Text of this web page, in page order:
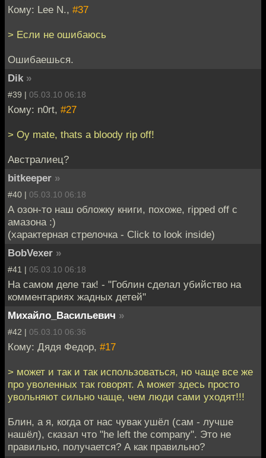
Кому: Lee N., #37
> Если не ошибаюсь
Ошибаешься.
Dik »
#39 | 05.03.10 06:18
Кому: n0rt, #27
> Oy mate, thats a bloody rip off!
Австралиец?
bitkeeper »
#40 | 05.03.10 06:18
А озон-то наш обложку книги, похоже, ripped off с
амазона :)
(характерная стрелочка - Click to look inside)
BobVexer »
#41 | 05.03.10 06:18
На самом деле так! - "Гоблин сделал убийство на
комментариях жадных детей"
Михайло_Васильевич »
#42 | 05.03.10 06:36
Кому: Дядя Федор, #17
> может и так и так использоваться, но чаще все же
про уволенных так говорят. А может здесь просто
увольняют сильно чаще, чем люди сами уходят!!!
Блин, а я, когда от нас чувак ушёл (сам - лучше
нашёл), сказал что "he left the company". Это не
правильно, получается? А как правильно?